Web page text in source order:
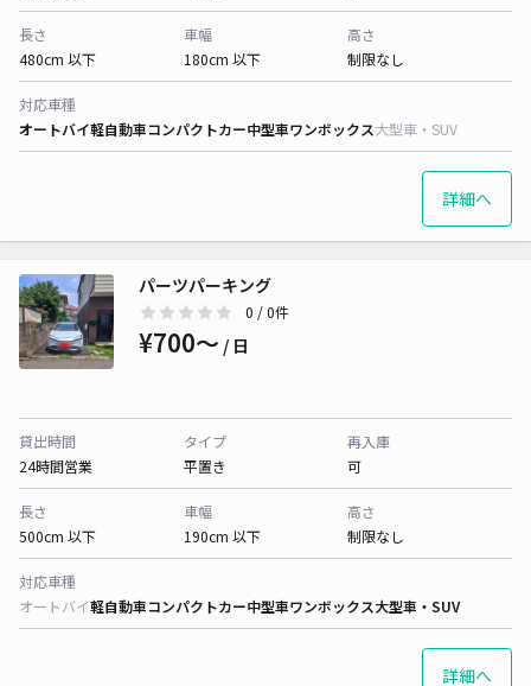
長さ
480cm 以下
車幅
180cm 以下
高さ
制限なし
対応車種
オートバイ軽自動車コンパクトカー中型車ワンボックス大型車・SUV
詳細へ
パーツパーキング
0 / 0件
¥700〜 / 日
貸出時間
24時間営業
タイプ
平置き
再入庫
可
長さ
500cm 以下
車幅
190cm 以下
高さ
制限なし
対応車種
オートバイ軽自動車コンパクトカー中型車ワンボックス大型車・SUV
詳細へ